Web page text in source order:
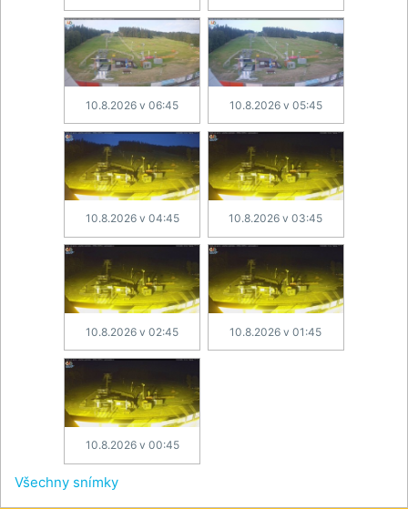
10.8.2026 v 06:45 10.8.2026 v 05:45
10.8.2026 v 04:45 10.8.2026 v 03:45
10.8.2026 v 02:45 10.8.2026 v 01:45
10.8.2026 v 00:45
Všechny snímky